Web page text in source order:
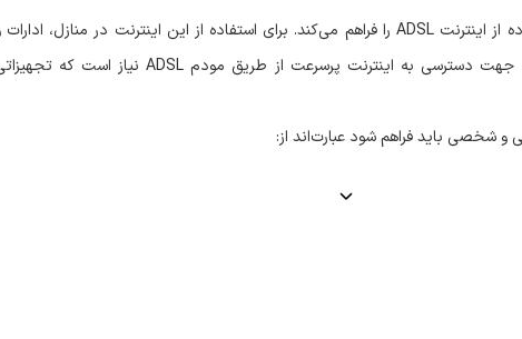
از اینترنت ADSL را فراهم می‌کند. برای استفاده از این اینترنت در منازل،
دسترسی به اینترنت پرسرعت از طریق مودم ADSL نیاز است که
و شخصی باید فراهم شود عبارت‌اند از: